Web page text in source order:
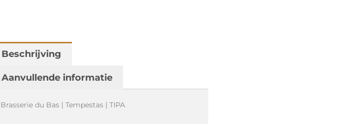
Beschrijving
Aanvullende informatie
Brasserie du Bas | Tempestas | TIPA